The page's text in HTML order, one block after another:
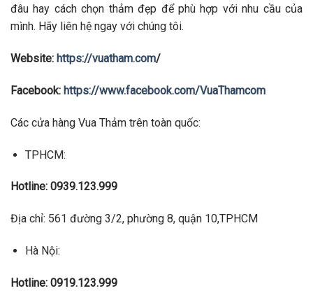
đâu hay cách chọn thảm đẹp để phù hợp với nhu cầu của
mình. Hãy liên hệ ngay với chúng tôi.
Website: https://vuatham.com/
Facebook: https://www.facebook.com/VuaThamcom
Các cửa hàng Vua Thảm trên toàn quốc:
TPHCM:
Hotline: 0939.123.999
Địa chỉ: 561 đường 3/2, phường 8, quận 10,TPHCM
Hà Nội:
Hotline: 0919.123.999